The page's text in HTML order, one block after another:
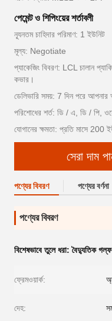
পেমেন্ট ও শিপিংয়ের শর্তাবলী
ন্যূনতম চাহিদার পরিমাণ: 1 ইউনিট
মূল্য: Negotiate
প্যাকেজিং বিবরণ: LCL চালান
কভার।
ডেলিভারি সময়: 7 দিন পরে
পরিশোধের শর্ত: ডি / এ, ডি / পি,
যোগানের ক্ষমতা: প্রতি মাসে 200
সেরা দাম
পণ্যের বিবরণ পণ্যের বর্ণনা
পণ্যের বিবরণ
বিশেষভাবে তুলে ধরা:বৈদ্যুতিক গল্ফ
ফ্রেমওয়ার্ক:
দেহ: